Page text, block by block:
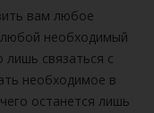
вам любое
необходимый
связаться с
необходимое в
останется лишь